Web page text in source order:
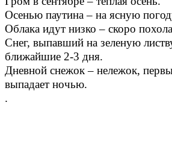
Осенью паутина – на ясную
Облака идут низко – скоро
Снег, выпавший на зеленую
ближайшие 2-3 дня.
Дневной снежок – нележок,
выпадает ночью.
.